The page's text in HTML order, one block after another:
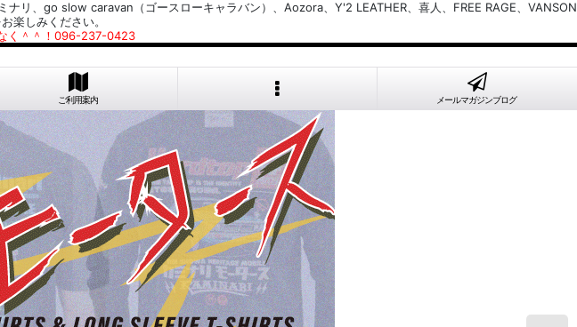
リ、go slow caravan（ゴースローキャラバン）、Aozora、Y'2 LEATHER、喜人、FREE RAGE、VANSON
楽しみください。
く＾＾！096-237-0423
ご利用案内 メールマガジンブログ